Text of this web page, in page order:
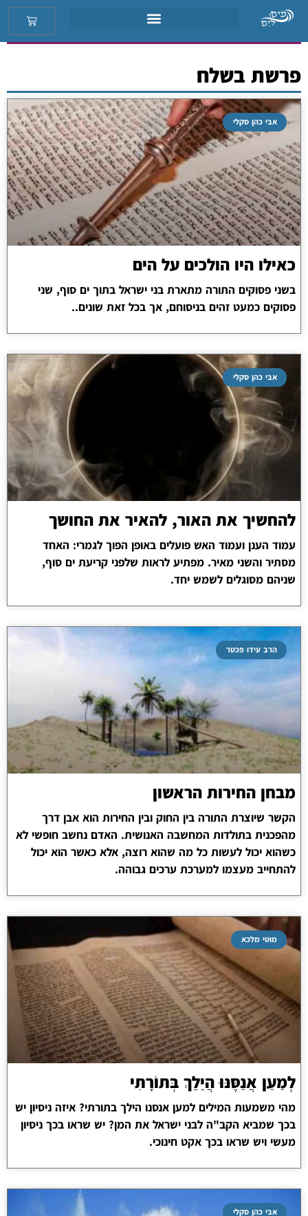
פרשת בשלח
אבי כהן סקלי
כאילו היו הולכים על הים
בשני פסוקים התורה מתארת בני ישראל בתוך ים סוף, שני
פסוקים כמעט זהים בניסוחם, אך בכל זאת שונים..
אבי כהן סקלי
להחשיך את האור, להאיר את החושך
עמוד הענן ועמוד האש פועלים באופן הפוך לגמרי: האחד
מסתיר והשני מאיר. מפתיע לראות שלפני קריעת ים סוף,
שניהם מסוגלים לשמש יחד.
הרב עידו פכטר
מבחן החירות הראשון
הקשר שיוצרת התורה בין החוק ובין החירות הוא אבן דרך
מהפכנית בתולדות המחשבה האנושית. האדם נחשב חופשי לא
כשהוא יכול לעשות כל מה שהוא רוצה, אלא כאשר הוא יכול
להתחייב מעצמו למערכת ערכים גבוהה.
מוטי מלכא
לְמַעַן אֲנַסֶּנּוּ הֲיֵלֵךְ בְּתוֹרָתִי
מהי משמעות המילים למען אנסנו הילך בתורתי? איזה ניסיון יש
בכך שמביא הקב"ה לבני ישראל את המן? יש שראו בכך ניסיון
מעשי ויש שראו בכך אקט חינוכי.
אבי כהן סקלי